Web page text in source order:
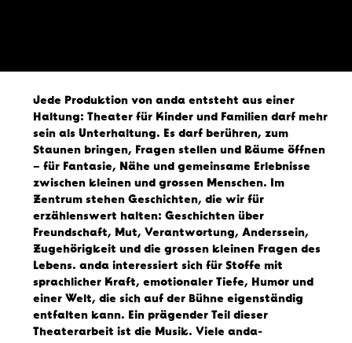
Jede Produktion von anda entsteht aus einer
Haltung: Theater für Kinder und Familien darf mehr
sein als Unterhaltung. Es darf berühren, zum
Staunen bringen, Fragen stellen und Räume öffnen
– für Fantasie, Nähe und gemeinsame Erlebnisse
zwischen kleinen und grossen Menschen. Im
Zentrum stehen Geschichten, die wir für
erzählenswert halten: Geschichten über
Freundschaft, Mut, Verantwortung, Anderssein,
Zugehörigkeit und die grossen kleinen Fragen des
Lebens. anda interessiert sich für Stoffe mit
sprachlicher Kraft, emotionaler Tiefe, Humor und
einer Welt, die sich auf der Bühne eigenständig
entfalten kann. Ein prägender Teil dieser
Theaterarbeit ist die Musik. Viele anda-